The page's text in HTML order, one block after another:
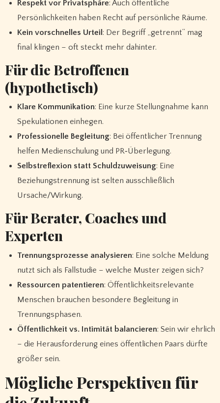
Respekt vor Privatsphäre: Auch öffentliche
Persönlichkeiten haben Recht auf persönliche Räume.
Kein vorschnelles Urteil : Der Begriff „getrennt“ mag
final klingen – oft steckt mehr dahinter.
Für die Betroffenen
(hypothetisch)
Klare Kommunikation: Eine kurze Stellungnahme kann
Spekulationen einhegen.
Professionelle Begleitung: Bei öffentlicher Trennung
helfen Medienschulung und PR‑Überlegung.
Selbstreflexion statt Schuldzuweisung: Eine
Beziehungstrennung ist selten ausschließlich
Ursache/Wirkung.
Für Berater, Coaches und
Experten
Trennungs­prozesse analysieren: Eine solche Meldung
nutzt sich als Fallstudie – welche Muster zeigen sich?
Ressourcen patentieren: Öffentlichkeitsrelevante
Menschen brauchen besondere Begleitung in
Trennungsphasen.
Öffentlichkeit vs. Intimität balancieren: Sein wir ehrlich
– die Herausforderung eines öffentlichen Paars dürfte
größer sein.
Mögliche Perspektiven für